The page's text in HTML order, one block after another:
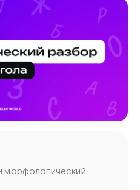
морфологический